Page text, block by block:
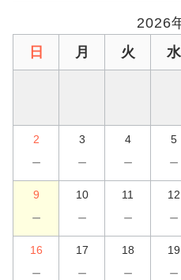
2026
日
月 火 水
2
－
3
－
4
－
5
－
9
－
10
－
11
－
12
－
16
－
17
－
18
－
19
－